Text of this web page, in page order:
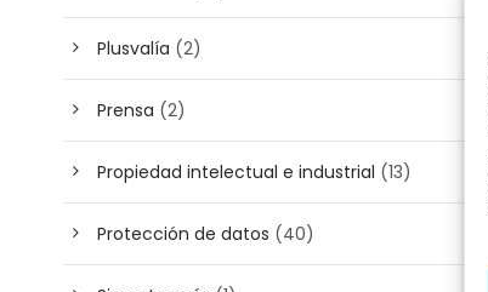
Plusvalía (2)
Prensa (2)
Propiedad intelectual e industrial (13)
Protección de datos (40)